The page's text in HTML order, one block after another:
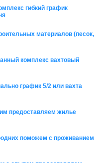
гибкий график
материалов (песок,
комплекс вахтовый
график 5/2 или вахта
предоставляем жилье
поможем с проживанием